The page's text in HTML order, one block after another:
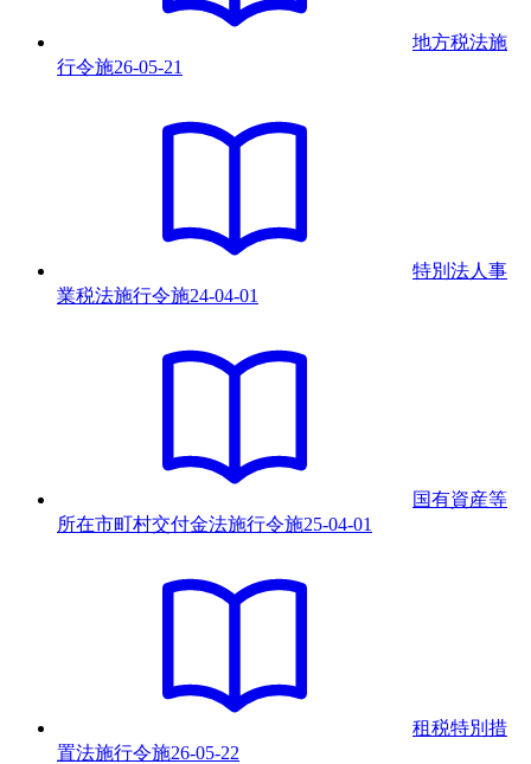
地方税法施
行令施26-05-21
特別法人事
業税法施行令施24-04-01
国有資産等
所在市町村交付金法施行令施25-04-01
租税特別措
置法施行令施26-05-22